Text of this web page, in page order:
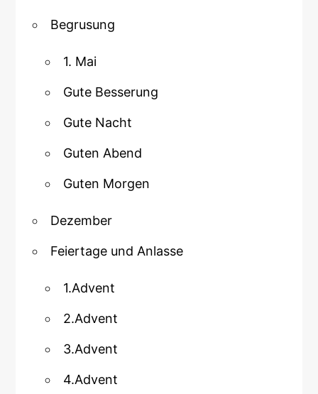
Begrusung
1. Mai
Gute Besserung
Gute Nacht
Guten Abend
Guten Morgen
Dezember
Feiertage und Anlasse
1.Advent
2.Advent
3.Advent
4.Advent